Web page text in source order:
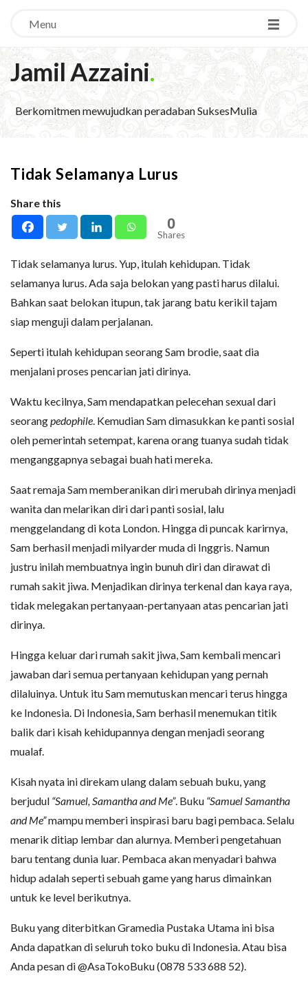
Menu
Jamil Azzaini.
Berkomitmen mewujudkan peradaban SuksesMulia
Tidak Selamanya Lurus
Share this
0
Shares
Tidak selamanya lurus. Yup, itulah kehidupan. Tidak
selamanya lurus. Ada saja belokan yang pasti harus dilalui.
Bahkan saat belokan itupun, tak jarang batu kerikil tajam
siap menguji dalam perjalanan.
Seperti itulah kehidupan seorang Sam brodie, saat dia
menjalani proses pencarian jati dirinya.
Waktu kecilnya, Sam mendapatkan pelecehan sexual dari
seorangpedophile. Kemudian Sam dimasukkan ke panti sosial
oleh pemerintah setempat, karena orang tuanya sudah tidak
menganggapnya sebagai buah hati mereka.
Saat remaja Sam memberanikan diri merubah dirinya menjadi
wanita dan melarikan diri dari panti sosial, lalu
menggelandang di kota London. Hingga di puncak karirnya,
Sam berhasil menjadi milyarder muda di Inggris. Namun
justru inilah membuatnya ingin bunuh diri dan dirawat di
rumah sakit jiwa. Menjadikan dirinya terkenal dan kaya raya,
tidak melegakan pertanyaan-pertanyaan atas pencarian jati
dirinya.
Hingga keluar dari rumah sakit jiwa, Sam kembali mencari
jawaban dari semua pertanyaan kehidupan yang pernah
dilaluinya. Untuk itu Sam memutuskan mencari terus hingga
ke Indonesia. Di Indonesia, Sam berhasil menemukan titik
balik dari kisah kehidupannya dengan menjadi seorang
mualaf.
Kisah nyata ini direkam ulang dalam sebuah buku, yang
berjudul “Samuel, Samantha and Me”. Buku “Samuel Samantha
and Me”mampu memberi inspirasi baru bagi pembaca. Selalu
menarik ditiap lembar dan alurnya. Memberi pengetahuan
baru tentang dunia luar. Pembaca akan menyadari bahwa
hidup adalah seperti sebuah game yang harus dimainkan
untuk ke level berikutnya.
Buku yang diterbitkan Gramedia Pustaka Utama ini bisa
Anda dapatkan di seluruh toko buku di Indonesia. Atau bisa
Anda pesan di @AsaTokoBuku (0878 533 688 52).